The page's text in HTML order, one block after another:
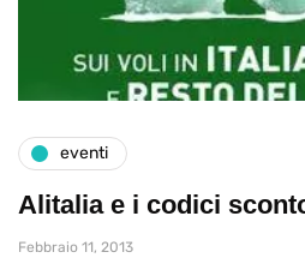
eventi
Alitalia e i codici
Febbraio 11, 2013